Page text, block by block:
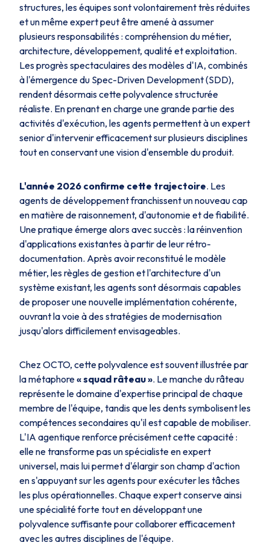
structures, les équipes sont volontairement très réduites
et un même expert peut être amené à assumer
plusieurs responsabilités : compréhension du métier,
architecture, développement, qualité et exploitation.
Les progrès spectaculaires des modèles d'IA, combinés
à l'émergence du Spec-Driven Development(SDD),
rendent désormais cette polyvalence structurée
réaliste. En prenant en charge une grande partie des
activités d'exécution, les agents permettent à un expert
senior d'intervenir efficacement sur plusieurs disciplines
tout en conservant une vision d'ensemble du produit.
L'année 2026 confirme cette trajectoire. Les
agents de développement franchissent un nouveau cap
en matière de raisonnement, d'autonomie et de fiabilité.
Une pratique émerge alors avec succès : la réinvention
d'applications existantes à partir de leur rétro-
documentation. Après avoir reconstitué le modèle
métier, les règles de gestion et l'architecture d'un
système existant, les agents sont désormais capables
de proposer une nouvelle implémentation cohérente,
ouvrant la voie à des stratégies de modernisation
jusqu'alors difficilement envisageables.
Chez OCTO, cette polyvalence est souvent illustrée par
la métaphore«squad râteau ». Le manche du râteau
représente le domaine d'expertise principal de chaque
membre de l'équipe, tandis que les dents symbolisent les
compétences secondaires qu'il est capable de mobiliser.
L'IA agentique renforce précisément cette capacité :
elle ne transforme pas un spécialiste en expert
universel, mais lui permet d'élargir son champ d'action
en s'appuyant sur les agents pour exécuter les tâches
les plus opérationnelles. Chaque expert conserve ainsi
une spécialité forte tout en développant une
polyvalence suffisante pour collaborer efficacement
avec les autres disciplines de l'équipe.